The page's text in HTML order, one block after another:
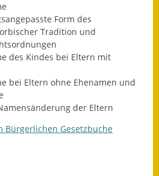
Grundschule &
Kernzeitbetreuung
Integration und Asyl
Bevölkerungsschutz
Kinderbetreuung
Form des
Tradition und
des Kindes bei Eltern mit
bei Eltern ohne Ehenamen und
der Eltern
Bürgerlichen Gesetzbuche